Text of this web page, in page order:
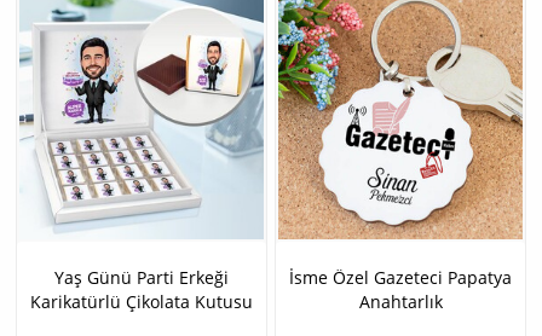
Yaş Günü Parti Erkeği
Karikatürlü Çikolata Kutusu
İsme Özel Gazeteci Papatya
Anahtarlık